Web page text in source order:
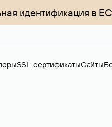
идентификация в
SSL-сертификатыСайты